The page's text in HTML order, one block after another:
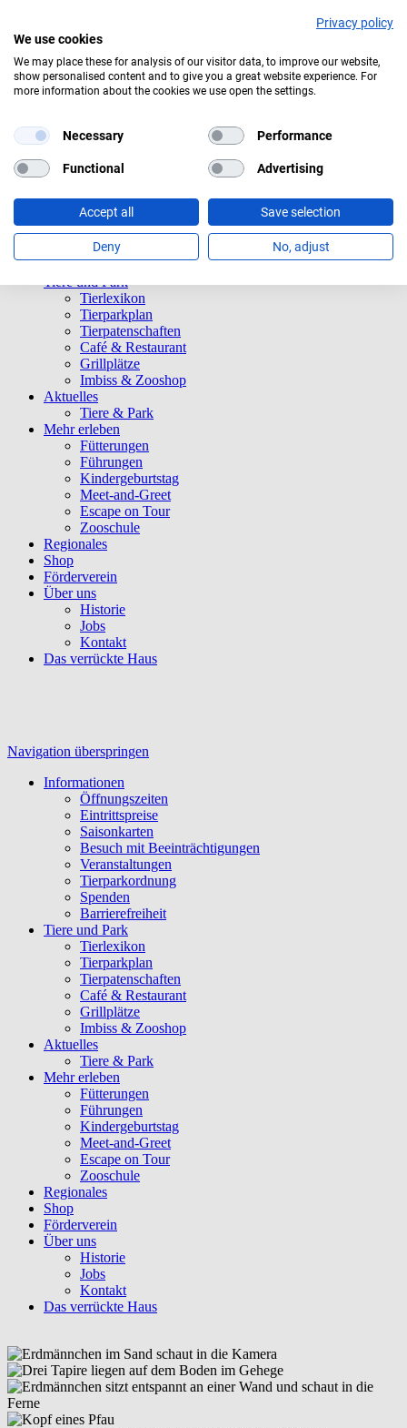
Aktuelles Wetter:17°C Leichter Regen
Informationen
Eintrittspreise
Besuch mit Beeinträchtigungen
Veranstaltungen
Tierparkordnung
Spenden
Barrierefreiheit
Tiere und Park
Tierlexikon
Tierparkplan
Tierpatenschaften
Café & Restaurant
Grillplätze
Imbiss & Zooshop
Aktuelles
Tiere & Park
Mehr erleben
Fütterungen
Führungen
Kindergeburtstag
Meet-and-Greet
Escape on Tour
Zooschule
Regionales
Shop
Förderverein
Über uns
Historie
Jobs
Kontakt
Das verrückte Haus
Navigation überspringen
Informationen
Öffnungszeiten
Eintrittspreise
Saisonkarten
Besuch mit Beeinträchtigungen
Veranstaltungen
Tierparkordnung
Spenden
Barrierefreiheit
Tiere und Park
Tierlexikon
Tierparkplan
Tierpatenschaften
Café & Restaurant
Grillplätze
Imbiss & Zooshop
Aktuelles
Tiere & Park
Mehr erleben
Fütterungen
Führungen
Kindergeburtstag
Meet-and-Greet
Escape on Tour
Zooschule
Regionales
Shop
Förderverein
Über uns
Historie
Jobs
Kontakt
Das verrückte Haus
Privacy policy
We use cookies
We may place these for analysis of our visitor data, to improve our website,
show personalised content and to give you a great website experience. For
more information about the cookies we use open the settings.
Necessary Performance
Functional Advertising
Accept all Save selection
Deny No, adjust